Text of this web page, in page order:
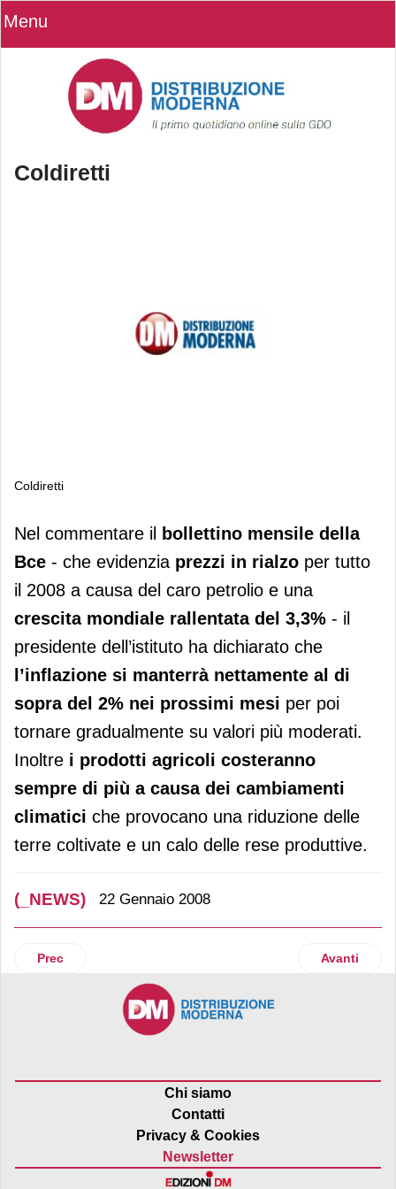
Menu
Coldiretti
Coldiretti
Coldiretti
Nel commentare il bollettino mensile della
Bce - che evidenzia prezzi in rialzo per tutto
il 2008 a causa del caro petrolio e una
crescita mondiale rallentata del 3,3% - il
presidente dell’istituto ha dichiarato che
l’inflazione si manterrà nettamente al di
sopra del 2% nei prossimi mesi per poi
tornare gradualmente su valori più moderati.
Inoltre i prodotti agricoli costeranno
sempre di più a causa dei cambiamenti
climatici che provocano una riduzione delle
terre coltivate e un calo delle rese produttive.
(_NEWS) 22 Gennaio 2008
Articolo precedente: Istat
Prec Articolo
Avanti
Chi siamo
Contatti
Privacy & Cookies
Newsletter